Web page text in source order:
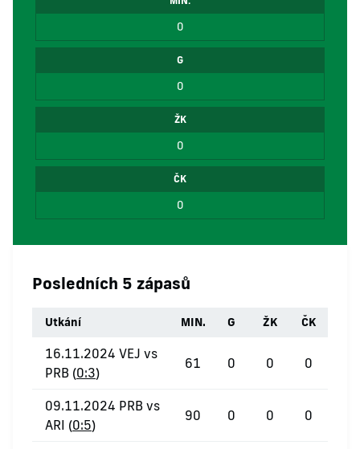
0
G
0
ŽK
0
ČK
0
Posledních 5 zápasů
Utkání MIN. G ŽK ČK
16.11.2024 VEJ vs
PRB (0:3)
61 0 0 0
09.11.2024 PRB vs
ARI (0:5)
90 0 0 0